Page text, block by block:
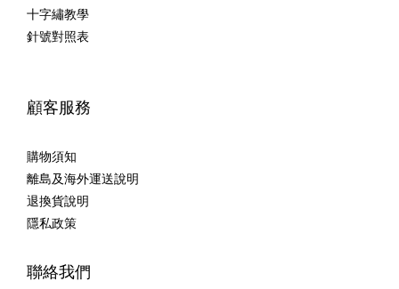
十字繡教學
針號對照表
顧客服務
購物須知
離島及海外運送說明
退換貨說明
隱私政策
聯絡我們